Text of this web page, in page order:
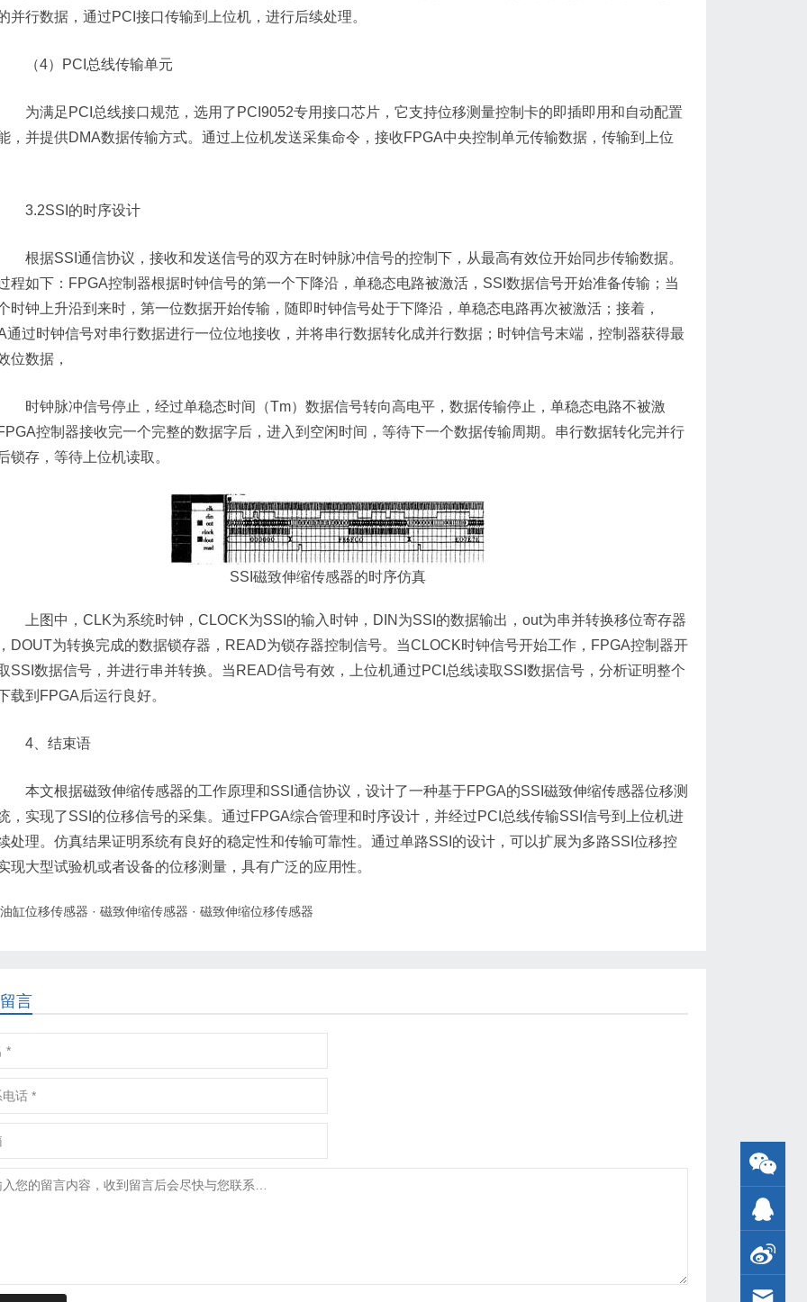
并行数据，通过PCI接口传输到上位机，进行后续处理。
4）PCI总线传输单元
满足PCI总线接口规范，选用了PCI9052专用接口芯片，它支持位移测量控制卡的即插即用和自动配置
，并提供DMA数据传输方式。通过上位机发送采集命令，接收FPGA中央控制单元传输数据，传输到上位
的时序设计
据SSI通信协议，接收和发送信号的双方在时钟脉冲信号的控制下，从最高有效位开始同步传输数据。
程如下：FPGA控制器根据时钟信号的第一个下降沿，单稳态电路被激活，SSI数据信号开始准备传输；当
时钟上升沿到来时，第一位数据开始传输，随即时钟信号处于下降沿，单稳态电路再次被激活；接着，
通过时钟信号对串行数据进行一位位地接收，并将串行数据转化成并行数据；时钟信号末端，控制器获得最
位数据，
钟脉冲信号停止，经过单稳态时间（Tm）数据信号转向高电平，数据传输停止，单稳态电路不被激
控制器接收完一个完整的数据字后，进入到空闲时间，等待下一个数据传输周期。串行数据转化完并行
锁存，等待上位机读取。
SSI磁致伸缩传感器的时序仿真
图中，CLK为系统时钟，CLOCK为SSI的输入时钟，DIN为SSI的数据输出，out为串并转换移位寄存器
DOUT为转换完成的数据锁存器，READ为锁存器控制信号。当CLOCK时钟信号开始工作，FPGA控制器开
SSI数据信号，并进行串并转换。当READ信号有效，上位机通过PCI总线读取SSI数据信号，分析证明整个
载到FPGA后运行良好。
、结束语
文根据磁致伸缩传感器的工作原理和SSI通信协议，设计了一种基于FPGA的SSI磁致伸缩传感器位移测
，实现了SSI的位移信号的采集。通过FPGA综合管理和时序设计，并经过PCI总线传输SSI信号到上位机进
处理。仿真结果证明系统有良好的稳定性和传输可靠性。通过单路SSI的设计，可以扩展为多路SSI位移控
现大型试验机或者设备的位移测量，具有广泛的应用性。
油缸位移传感器 · 磁致伸缩传感器 · 磁致伸缩位移传感器
言